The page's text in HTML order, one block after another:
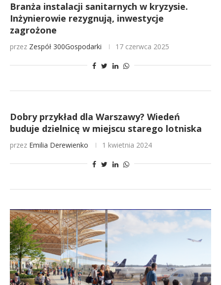
Branża instalacji sanitarnych w kryzysie.
Inżynierowie rezygnują, inwestycje
zagrożone
przez Zespół 300Gospodarki 17 czerwca 2025
Dobry przykład dla Warszawy? Wiedeń
buduje dzielnicę w miejscu starego lotniska
przez Emilia Derewienko 1 kwietnia 2024